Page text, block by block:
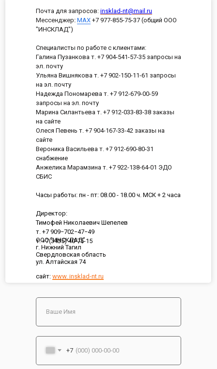
ООО "ИНСКЛАД"
г. Нижний Тагил
Свердловская область
ул. Алтайская 74
сайт: www. insklad-nt.ru
Почта для запросов: insklad-nt@mail.ru
Мессенджер: MAX +7 977-855-75-37 (общий ООО
"ИНСКЛАД")
Специалисты по работе с клиентами:
Галина Пузанкова т. +7 904-541-57-35 запросы на
эл. почту
Ульяна Вишнякова т. +7 902-150-11-61 запросы
на эл. почту
Надежда Пономарева т. +7 912-679-00-59
запросы на эл. почту
Марина Силантьева т. +7 912-033-83-38 заказы
на сайте
Олеся Певень т. +7 904-167-33-42 заказы на
сайте
Вероника Васильева т. +7 912-690-80-31
снабжение
Анжелика Марамзина т. +7 922-138-64-01 ЭДО
СБИС
Часы работы: пн - пт: 08.00 - 18.00 ч. МСК + 2 часа
Директор:
Тимофей Николаевич Шепелев
т. +7 909−702−47−49
т. +7(3435) 40-75-15
+7